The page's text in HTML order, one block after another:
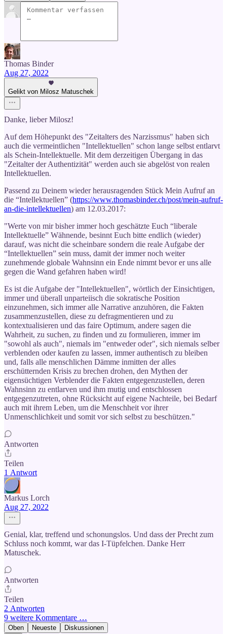
Thomas Binder
Aug 27, 2022
Gelikt von Milosz Matuschek
Danke, lieber Milosz!
Auf dem Höhepunkt des "Zeitalters des Narzissmus" haben sich
auch die vermeintlichen "Intellektuellen" schon lange selbst entlarvt
als Schein-Intellektuelle. Mit dem derzeitigen Übergang in das
"Zeitalter der Authentizität" werden auch sie abgelöst von realen
Intellektuellen.
Passend zu Deinem wieder herausragenden Stück Mein Aufruf an
die “Intellektuellen” (https://www.thomasbinder.ch/post/mein-aufruf-
an-die-intellektuellen) am 12.03.2017:
"Werte von mir bisher immer hoch geschätzte Euch “liberale
Intellektuelle” Wähnende, besinnt Euch bitte endlich (wieder)
darauf, was nicht die scheinbare sondern die reale Aufgabe der
“Intellektuellen” sein muss, damit der immer noch weiter
zunehmende globale Wahnsinn ein Ende nimmt bevor er uns alle
gegen die Wand gefahren haben wird!
Es ist die Aufgabe der "Intellektuellen", wörtlich der Einsichtigen,
immer und überall unparteiisch die sokratische Position
einzunehmen, sich immer alle Narrative anzuhören, die Fakten
zusammenzustellen, diese zu defragmentieren und zu
kontextualisieren und das faire Optimum, andere sagen die
Wahrheit, zu suchen, zu finden und zu formulieren, immer im
"sowohl als auch", niemals im "entweder oder", sich niemals selber
verblenden oder kaufen zu lassen, immer authentisch zu bleiben
und, falls alle menschlichen Dämme inmitten der alles
erschütternden Krisis zu brechen drohen, den Mythen der
eigensüchtigen Verblender die Fakten entgegenzustellen, deren
Wahnsinn zu entlarven und ihm mutig und entschlossen
entgegenzutreten, ohne Rücksicht auf eigene Nachteile, bei Bedarf
auch mit ihrem Leben, um die Menschheit vor ihrer
Unmenschlichkeit und somit vor sich selbst zu beschützen."
Antworten
Teilen
1 Antwort
Markus Lorch
Aug 27, 2022
Genial, klar, treffend und schonungslos. Und dass der Precht zum
Schluss noch kommt, war das I-Tüpfelchen. Danke Herr
Matuschek.
Antworten
Teilen
2 Antworten
9 weitere Kommentare …
Oben Neueste Diskussionen